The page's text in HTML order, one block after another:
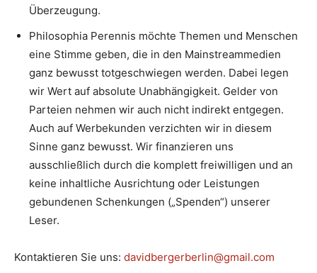
Überzeugung.
Philosophia Perennis möchte Themen und Menschen
eine Stimme geben, die in den Mainstreammedien
ganz bewusst totgeschwiegen werden. Dabei legen
wir Wert auf absolute Unabhängigkeit. Gelder von
Parteien nehmen wir auch nicht indirekt entgegen.
Auch auf Werbekunden verzichten wir in diesem
Sinne ganz bewusst. Wir finanzieren uns
ausschließlich durch die komplett freiwilligen und an
keine inhaltliche Ausrichtung oder Leistungen
gebundenen Schenkungen („Spenden“) unserer
Leser.
Kontaktieren Sie uns: davidbergerberlin@gmail.com